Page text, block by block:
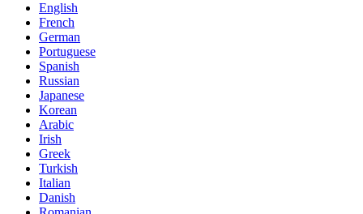
English
French
German
Portuguese
Spanish
Russian
Japanese
Korean
Arabic
Irish
Greek
Turkish
Italian
Danish